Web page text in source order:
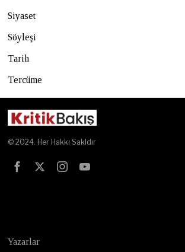
Siyaset
Söyleşi
Tarih
Tercüme
© 2024. Her Hakkı Sakldır
Yazarlar